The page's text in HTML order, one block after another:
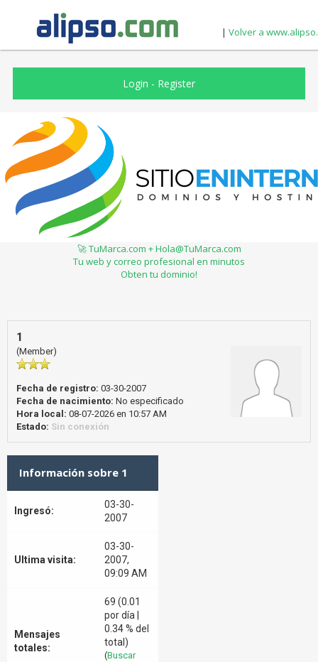
| Volver a
Login - Register
🚀 TuMarca.com + Hola@TuMarca.com
Tu web y correo profesional en minutos
Obten tu dominio!
1
(Member)
Fecha de registro: 03-30-2007
Fecha de nacimiento: No especificado
Hora local: 08-07-2026 en 10:57 AM
Estado: Sin conexión
Información sobre 1
Ingresó:
03-30-
2007
Ultima visita:
03-30-
2007,
09:09 AM
Mensajes
totales:
69 (0.01
por día |
0.34 % del
total)
(Buscar